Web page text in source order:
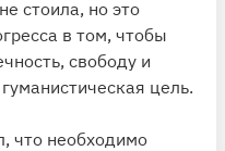
стоила, но это
в том, чтобы
свободу и
цель.
что необходимо